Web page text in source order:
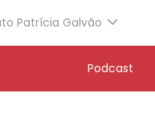
Patrícia Galvão
Podcast